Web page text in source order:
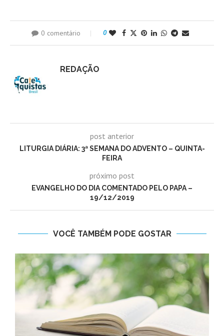
0 comentário 0
REDAÇÃO
post anterior
LITURGIA DIÁRIA: 3ª SEMANA DO ADVENTO – QUINTA-
FEIRA
próximo post
EVANGELHO DO DIA COMENTADO PELO PAPA –
19/12/2019
VOCÊ TAMBÉM PODE GOSTAR